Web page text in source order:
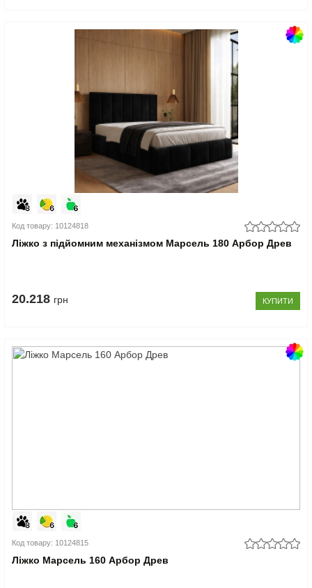
Код товару: 10124818
Ліжко з підйомним механізмом Марсель 180 Арбор Древ
20.218 грн КУПИТИ
Код товару: 10124815
Ліжко Марсель 160 Арбор Древ